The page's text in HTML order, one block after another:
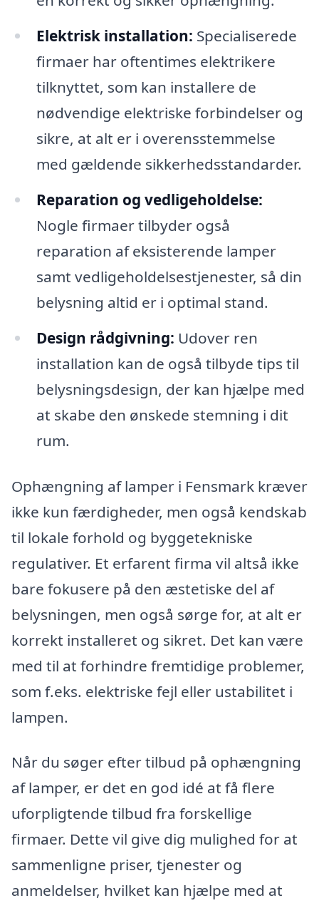
Elektrisk installation: Specialiserede
firmaer har oftentimes elektrikere
tilknyttet, som kan installere de
nødvendige elektriske forbindelser og
sikre, at alt er i overensstemmelse
med gældende sikkerhedsstandarder.
Reparation og vedligeholdelse:
Nogle firmaer tilbyder også
reparation af eksisterende lamper
samt vedligeholdelsestjenester, så din
belysning altid er i optimal stand.
Design rådgivning: Udover ren
installation kan de også tilbyde tips til
belysningsdesign, der kan hjælpe med
at skabe den ønskede stemning i dit
rum.
Ophængning af lamper i Fensmark kræver
ikke kun færdigheder, men også kendskab
til lokale forhold og byggetekniske
regulativer. Et erfarent firma vil altså ikke
bare fokusere på den æstetiske del af
belysningen, men også sørge for, at alt er
korrekt installeret og sikret. Det kan være
med til at forhindre fremtidige problemer,
som f.eks. elektriske fejl eller ustabilitet i
lampen.
Når du søger efter tilbud på ophængning
af lamper, er det en god idé at få flere
uforpligtende tilbud fra forskellige
firmaer. Dette vil give dig mulighed for at
sammenligne priser, tjenester og
anmeldelser, hvilket kan hjælpe med at